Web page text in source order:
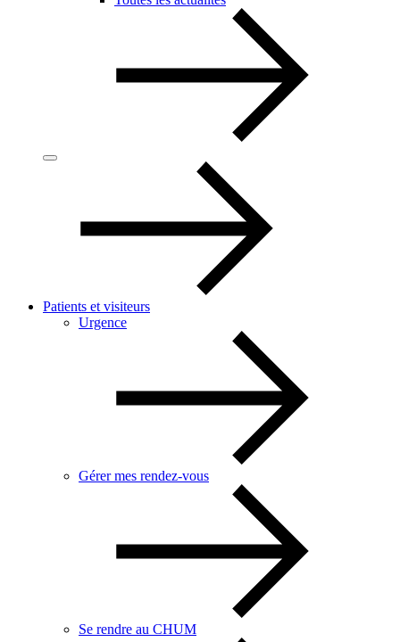
Patients et visiteurs
Urgence
Gérer mes rendez-vous
Se rendre au CHUM